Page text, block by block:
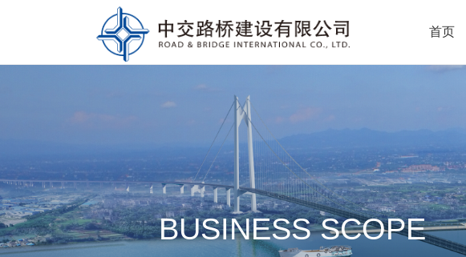
首页
BUSINESS SCOPE